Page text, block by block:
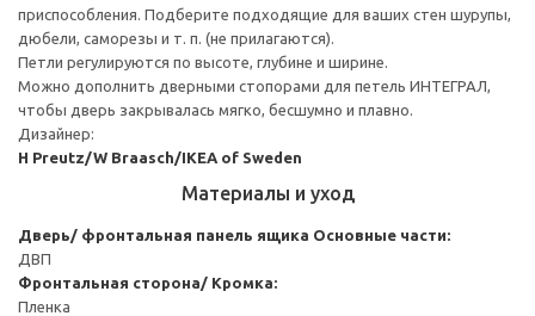
приспособления. Подберите подходящие для ваших стен шурупы,
дюбели, саморезы и т. п. (не прилагаются).
Петли регулируются по высоте, глубине и ширине.
Можно дополнить дверными стопорами для петель ИНТЕГРАЛ,
чтобы дверь закрывалась мягко, бесшумно и плавно.
Дизайнер:
H Preutz/W Braasch/IKEA of Sweden
Материалы и уход
Дверь/ фронтальная панель ящика Основные части:
ДВП
Фронтальная сторона/ Кромка:
Пленка